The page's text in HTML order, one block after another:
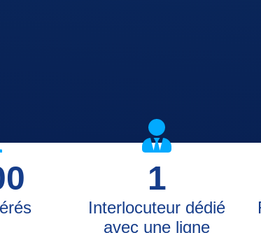
1
Interlocuteur dédié
avec une ligne